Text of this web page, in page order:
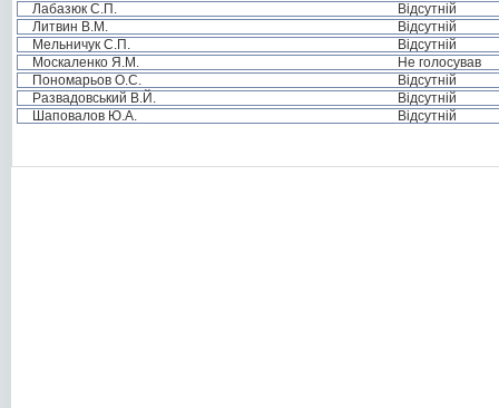
Лабазюк С.П.
Відсутній
Литвин В.М.
Відсутній
Мельничук С.П.
Відсутній
Москаленко Я.М.
Не голосував
Пономарьов О.С.
Відсутній
Развадовський В.Й.
Відсутній
Шаповалов Ю.А.
Відсутній